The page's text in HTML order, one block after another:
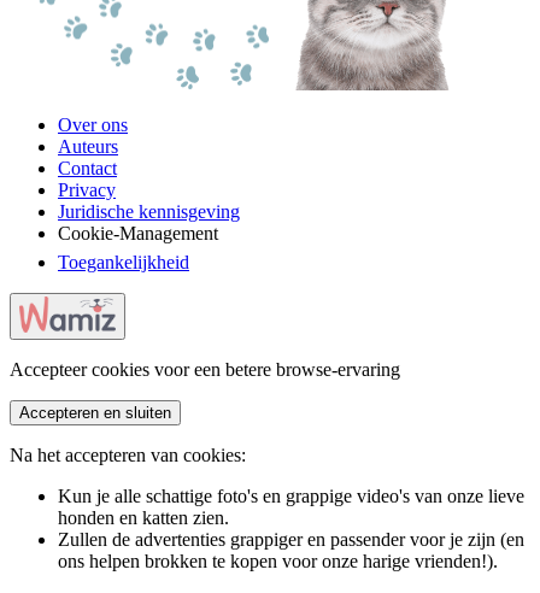
Over ons
Auteurs
Contact
Privacy
Juridische kennisgeving
Cookie-Management
Toegankelijkheid
Accepteer cookies voor een betere browse-ervaring
Accepteren en sluiten
Na het accepteren van cookies:
Kun je alle schattige foto's en grappige video's van onze lieve
honden en katten zien.
Zullen de advertenties grappiger en passender voor je zijn (en
ons helpen brokken te kopen voor onze harige vrienden!).